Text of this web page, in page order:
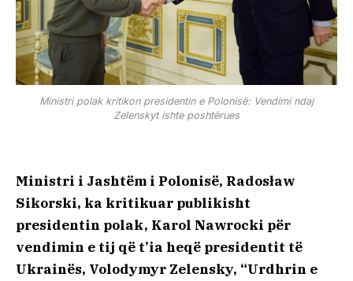
Ministri polak kritikon presidentin e Polonisë: Vendimi ndaj
Zelenskyt ishte poshtërues
Ministri i Jashtëm i Polonisë, Radosław
Sikorski, ka kritikuar publikisht
presidentin polak, Karol Nawrocki për
vendimin e tij që t’ia heqë presidentit të
Ukrainës, Volodymyr Zelensky, “Urdhrin e